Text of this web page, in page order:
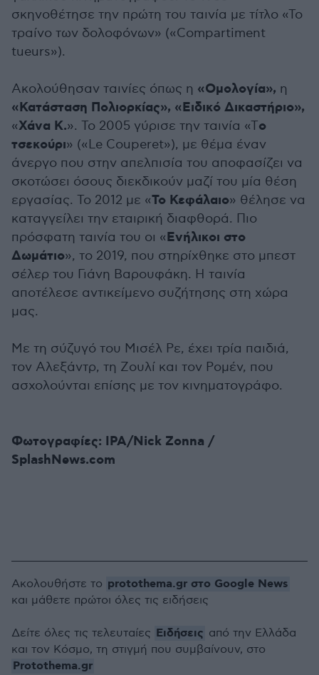
σκηνοθέτησε την πρώτη του ταινία με τίτλο «Το
τραίνο των δολοφόνων» («Compartiment
tueurs»).
Ακολούθησαν ταινίες όπως η «Ομολογία», η
«Κατάσταση Πολιορκίας», «Ειδικό Δικαστήριο»,
«Χάνα Κ.». Το 2005 γύρισε την ταινία «Το
τσεκούρι» («Le Couperet»), με θέμα έναν
άνεργο που στην απελπισία του αποφασίζει να
σκοτώσει όσους διεκδικούν μαζί του μία θέση
εργασίας. Το 2012 με «Το Κεφάλαιο» θέλησε να
καταγγείλει την εταιρική διαφθορά. Πιο
πρόσφατη ταινία του οι «Ενήλικοι στο
Δωμάτιο», το 2019, που στηρίχθηκε στο μπεστ
σέλερ του Γιάνη Βαρουφάκη. Η ταινία
αποτέλεσε αντικείμενο συζήτησης στη χώρα
μας.
Με τη σύζυγό του Μισέλ Ρε, έχει τρία παιδιά,
τον Αλεξάντρ, τη Ζουλί και τον Ρομέν, που
ασχολούνται επίσης με τον κινηματογράφο.
Φωτογραφίες: IPA/Nick Zonna /
SplashNews.com
Ακολουθήστε το protothema.gr στο Google News
και μάθετε πρώτοι όλες τις ειδήσεις
Δείτε όλες τις τελευταίες Ειδήσεις από την Ελλάδα
και τον Κόσμο, τη στιγμή που συμβαίνουν, στο
Protothema.gr